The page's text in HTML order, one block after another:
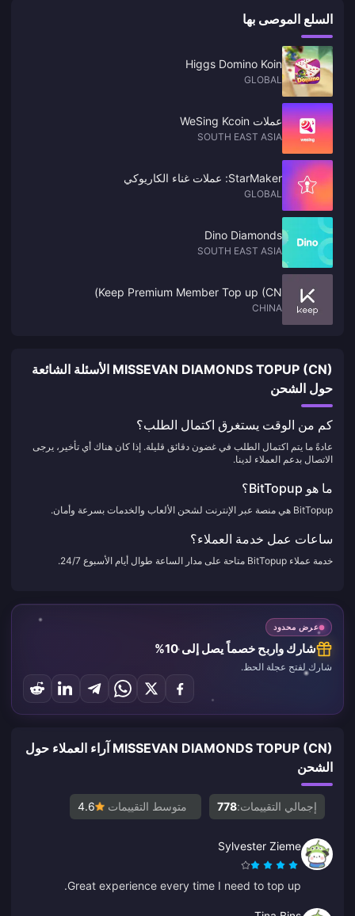
السلع الموصى بها
Higgs Domino Koin
GLOBAL
عملات WeSing Kcoin
SOUTH EAST ASIA
StarMaker: عملات غناء الكاريوكي
GLOBAL
Dino Diamonds
SOUTH EAST ASIA
Keep Premium Member Top up (CN)
CHINA
MISSEVAN DIAMONDS TOPUP (CN) الأسئلة الشائعة
حول الشحن
كم من الوقت يستغرق اكتمال الطلب؟
عادةً ما يتم اكتمال الطلب في غضون دقائق قليلة. إذا كان هناك أي تأخير، يرجى
الاتصال بدعم العملاء لدينا.
ما هو BitTopup؟
BitTopup هي منصة عبر الإنترنت لشحن الألعاب والخدمات بسرعة وأمان.
ساعات عمل خدمة العملاء؟
خدمة عملاء BitTopup متاحة على مدار الساعة طوال أيام الأسبوع 24/7.
عرض محدود
شارك واربح خصماً يصل إلى 10%
شارك لفتح عجلة الحظ.
MISSEVAN DIAMONDS TOPUP (CN) آراء العملاء حول
الشحن
إجمالي التقييمات:778 متوسط التقييمات 4.6
Sylvester Zieme
Great experience every time I need to top up.